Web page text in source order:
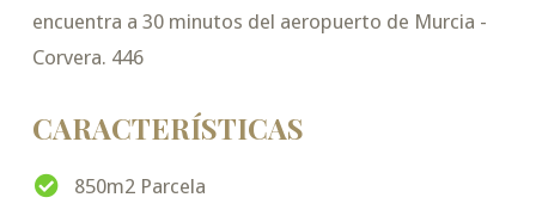
encuentra a 30 minutos del aeropuerto de Murcia -
Corvera. 446
CARACTERÍSTICAS
850m2 Parcela